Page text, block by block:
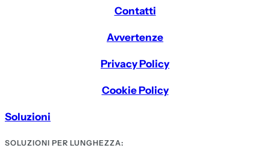
Contatti
Avvertenze
Privacy Policy
Cookie Policy
Soluzioni
SOLUZIONI PER LUNGHEZZA: